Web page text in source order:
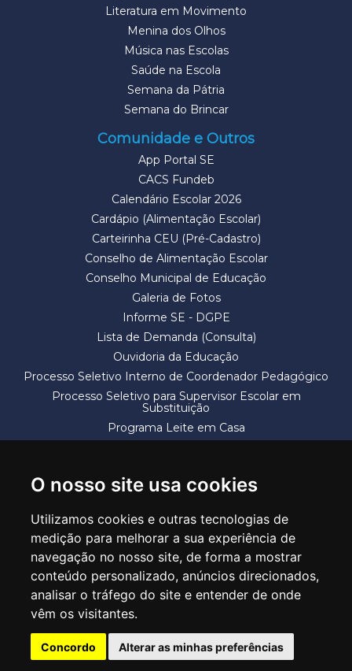
O nosso site usa cookies
Utilizamos cookies e outras tecnologias de
medição para melhorar a sua experiência de
navegação no nosso site, de forma a mostrar
conteúdo personalizado, anúncios direcionados,
analisar o tráfego do site e entender de onde
vêm os visitantes.
Concordo Alterar as minhas preferências
Literatura em Movimento
Menina dos Olhos
Música nas Escolas
Saúde na Escola
Semana da Pátria
Semana do Brincar
Comunidade e Outros
App Portal SE
CACS Fundeb
Calendário Escolar 2026
Cardápio (Alimentação Escolar)
Carteirinha CEU (Pré-Cadastro)
Conselho de Alimentação Escolar
Conselho Municipal de Educação
Galeria de Fotos
Informe SE - DGPE
Lista de Demanda (Consulta)
Ouvidoria da Educação
Processo Seletivo Interno de Coordenador Pedagógico
Processo Seletivo para Supervisor Escolar em
Substituição
Programa Leite em Casa
SECRETARIA DE EDUCAÇÃO
Rua Claudino Barbosa, 313 - Macedo - Guarulhos/SP CEP 07113-040
Central de Atendimento: *55 11 2475-7300